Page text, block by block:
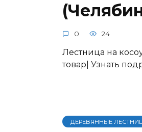
0 24
Лестница на
товар| Узнать
ДЕРЕВЯННЫЕ